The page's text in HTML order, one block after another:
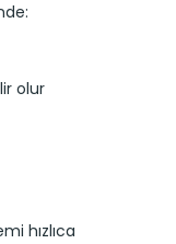
olur
hızlıca